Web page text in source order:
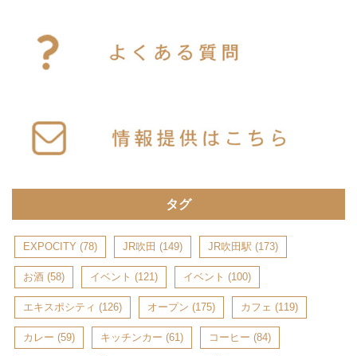
タグ
EXPOCITY (78) JR吹田 (149) JR吹田駅 (173)
お酒 (58) イベント (121) イベント (100)
エキスポシティ (126) オープン (175) カフェ (119)
カレー (59) キッチンカー (61) コーヒー (84)